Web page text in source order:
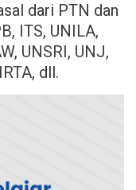
dari PTN dan
ITS, UNILA,
UNSRI, UNJ,
dll.